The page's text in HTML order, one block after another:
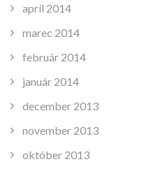
apríl 2014
marec 2014
február 2014
január 2014
december 2013
november 2013
október 2013